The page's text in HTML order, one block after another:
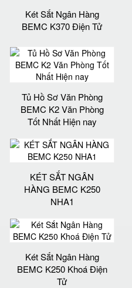
Két Sắt Ngân Hàng
BEMC K370 Điện Tử
Tủ Hồ Sơ Văn Phòng
BEMC K2 Văn Phòng
Tốt Nhất Hiện nay
KÉT SẮT NGÂN
HÀNG BEMC K250
NHA1
Két Sắt Ngân Hàng
BEMC K250 Khoá Điện
Tử